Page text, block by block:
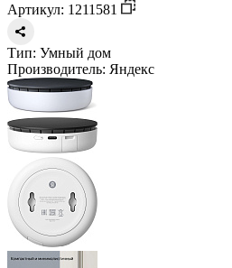
Артикул: 1211581
Тип: Умный дом
Производитель: Яндекс